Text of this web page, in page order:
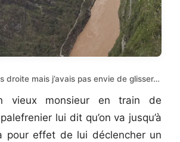
droite mais j’avais pas envie de glisser…
vieux monsieur en train de
lui dit qu’on va jusqu’à
pour effet de lui déclencher un